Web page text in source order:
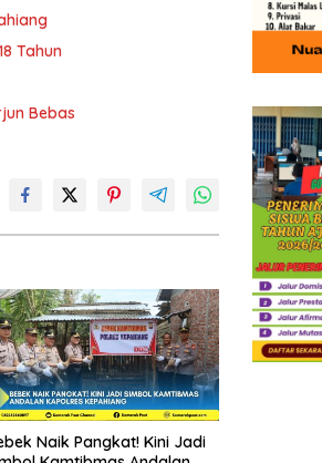
Tahun
Bebas
Naik Pangkat! Kini Jadi